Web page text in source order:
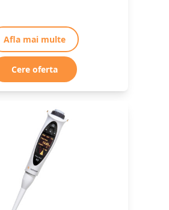
Afla mai multe
Cere oferta